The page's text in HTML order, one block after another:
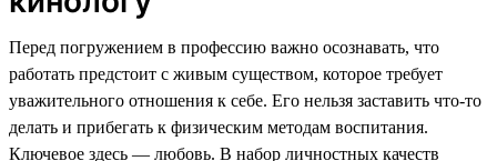
Перед погружением в профессию важно осознавать, что
работать предстоит с живым существом, которое требует
уважительного отношения к себе. Его нельзя заставить что-то
делать и прибегать к физическим методам воспитания.
Ключевое здесь — любовь. В набор личностных качеств